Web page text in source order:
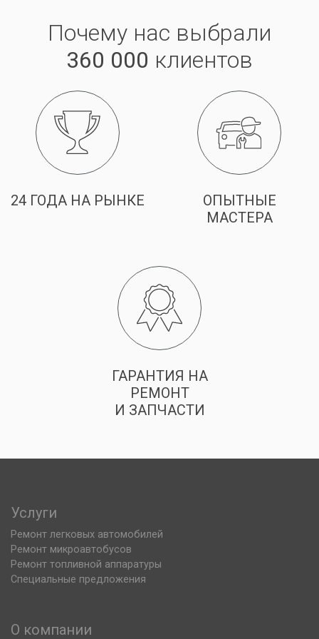
Почему нас выбрали
360 000 клиентов
24 ГОДА НА РЫНКЕ
ОПЫТНЫЕ
МАСТЕРА
ГАРАНТИЯ НА
РЕМОНТ
И ЗАПЧАСТИ
Услуги
Ремонт легковых автомобилей
Ремонт микроавтобусов
Ремонт топливной аппаратуры
Специальные предложения
О компании